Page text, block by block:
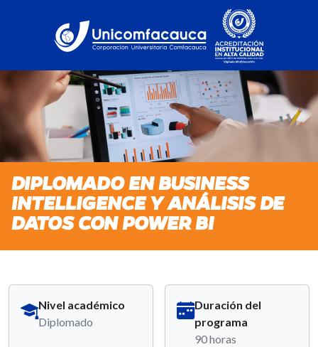
DIPLOMADO EN BUSINESS
INTELLIGENCE Y ANÁLISIS DE
DATOS CON POWER BI
Nivel académico
Diplomado
Duración del
programa
90 horas